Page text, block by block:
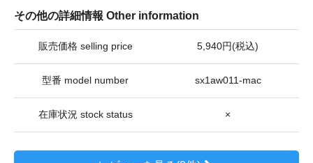
その他の詳細情報 Other information
販売価格 selling price 5,940円(税込)
型番 model number sx1aw011-mac
在庫状況 stock status ×